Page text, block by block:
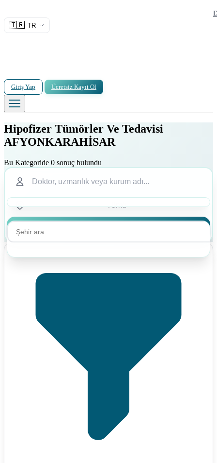
🇹🇷 TR
Giriş Yap Ücretsiz Kayıt Ol
Hipofizer Tümörler Ve Tedavisi
AFYONKARAHİSAR
Bu Kategoride 0 sonuç bulundu